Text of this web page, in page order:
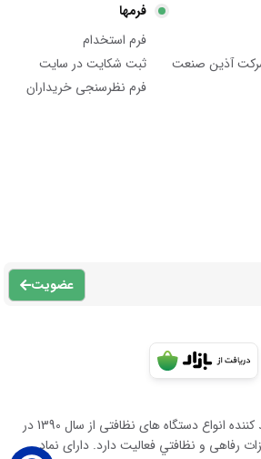
شرکت آذین صنعت
فرمها
فرم استخدام
ثبت شکایت در سایت
فرم نظرسنجی خریداران
عضویت
مجموعه آذين صنعت توليد كننده انواع دستگاه هاى نظافتى از سال 1390 در
رفاهى و نظافتي فعاليت دارد. داراى نماد